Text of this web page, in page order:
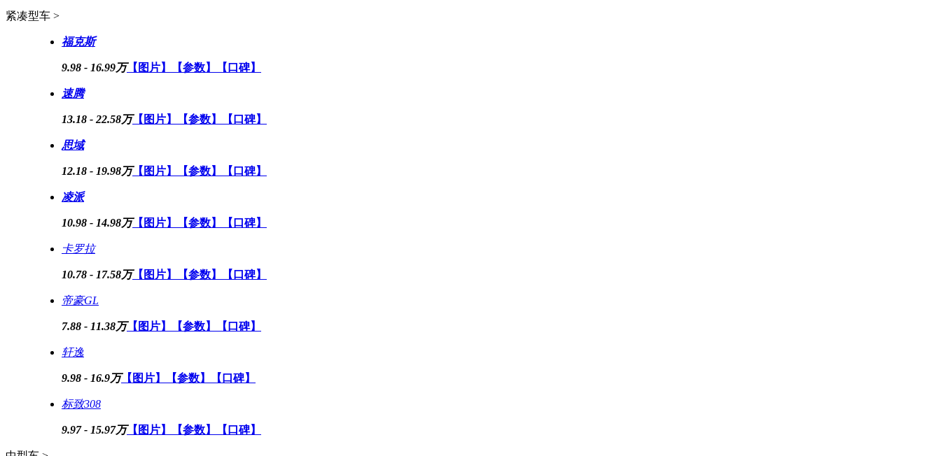
紧凑型车 >
福克斯
9.98 - 16.99万【图片】 【参数】 【口碑】
速腾
13.18 - 22.58万【图片】 【参数】 【口碑】
思域
12.18 - 19.98万【图片】 【参数】 【口碑】
凌派
10.98 - 14.98万【图片】 【参数】 【口碑】
卡罗拉
10.78 - 17.58万【图片】 【参数】 【口碑】
帝豪GL
7.88 - 11.38万【图片】 【参数】 【口碑】
轩逸
9.98 - 16.9万【图片】 【参数】 【口碑】
标致308
9.97 - 15.97万【图片】 【参数】 【口碑】